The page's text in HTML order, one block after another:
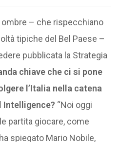
– che rispecchiano
tipiche del Bel Paese –
pubblicata la Strategia
chiave che ci si pone
l’Italia nella catena
Intelligence? “Noi oggi
partita giocare, come
spiegato Mario Nobile,